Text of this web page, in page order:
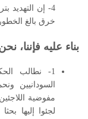
4- إن التهديد
خرق بالغ
بناء عليه فإننا،
1- نطالب
مفوضية
لجئوا إليها